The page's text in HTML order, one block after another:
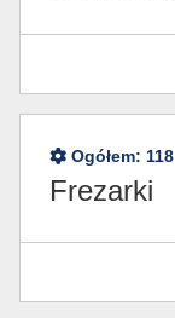
Ogółem: 118
Frezarki